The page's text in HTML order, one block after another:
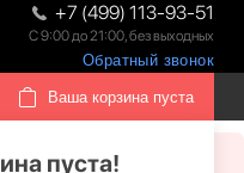
+7 (499) 113-93-51
С 9:00 до 21:00, без выходных
Обратный звонок
Ваша корзина пуста
пуста!